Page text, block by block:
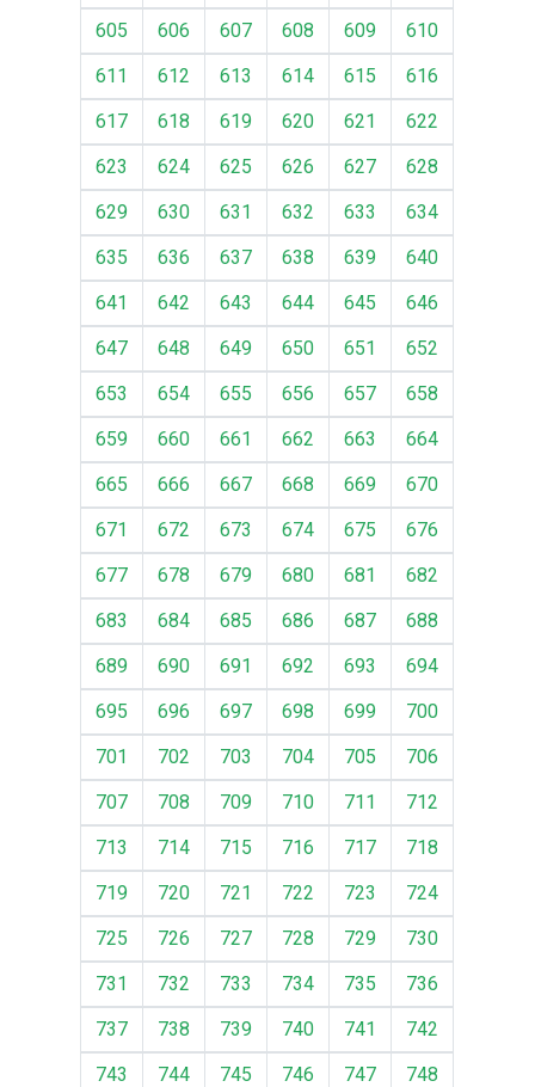
605
606 607 608 609
610
611
612 613 614 615
616
617
618 619 620 621
622
623
624 625 626 627
628
629
630 631 632 633
634
635
636 637 638 639
640
641
642 643 644 645
646
647
648 649 650 651
652
653
654 655 656 657
658
659
660 661 662 663
664
665
666 667 668 669
670
671
672 673 674 675
676
677
678 679 680 681
682
683
684 685 686 687
688
689
690 691 692 693
694
695
696 697 698 699
700
701
702 703 704 705
706
707
708 709 710 711
712
713
714 715 716 717
718
719
720 721 722 723
724
725
726 727 728 729
730
731
732 733 734 735
736
737
738 739 740 741
742
743
744 745 746 747
748